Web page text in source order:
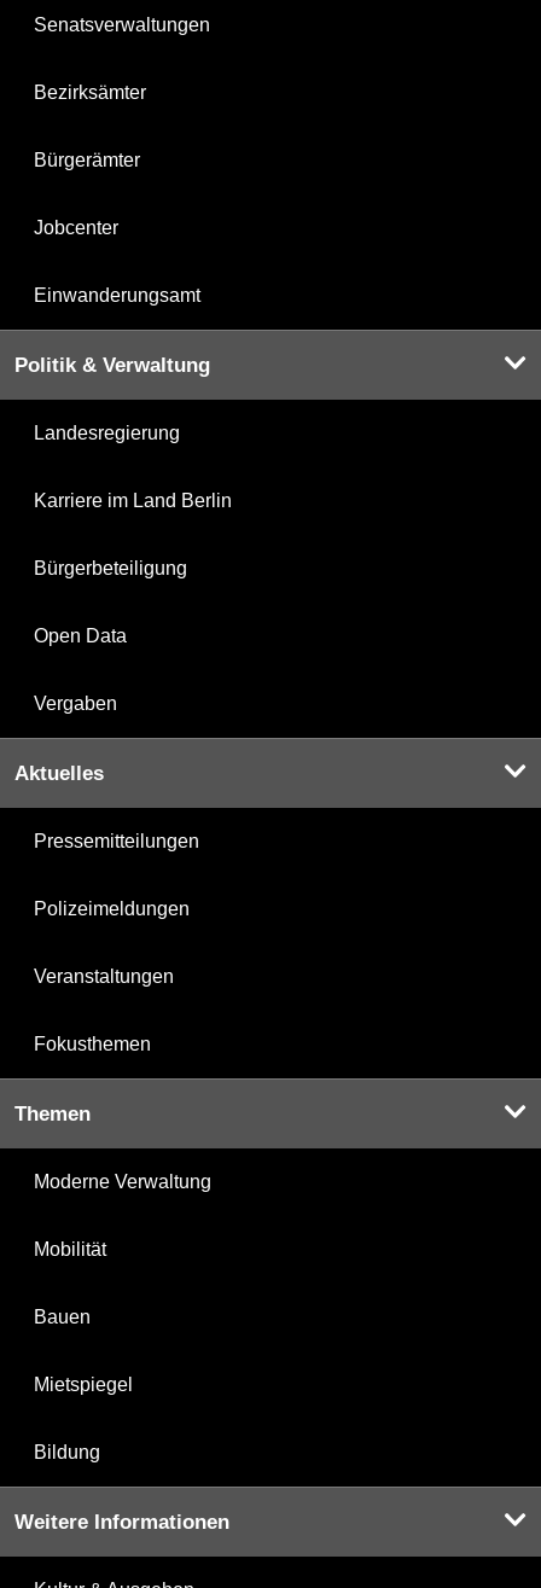
Senatsverwaltungen
Bezirksämter
Bürgerämter
Jobcenter
Einwanderungsamt
Politik & Verwaltung
Landesregierung
Karriere im Land Berlin
Bürgerbeteiligung
Open Data
Vergaben
Aktuelles
Pressemitteilungen
Polizeimeldungen
Veranstaltungen
Fokusthemen
Themen
Moderne Verwaltung
Mobilität
Bauen
Mietspiegel
Bildung
Weitere Informationen